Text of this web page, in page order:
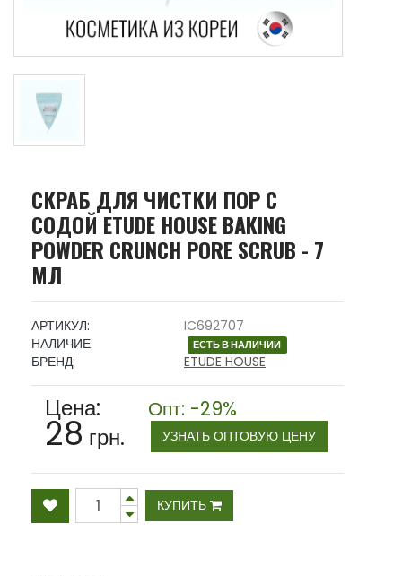
СКРАБ ДЛЯ ЧИСТКИ ПОР С
СОДОЙ ETUDE HOUSE BAKING
POWDER CRUNCH PORE SCRUB - 7
МЛ
АРТИКУЛ:
IC692707
НАЛИЧИЕ:
ЕСТЬ В НАЛИЧИИ
БРЕНД: ETUDE HOUSE
Цена:
28 грн.
Опт: -29%
УЗНАТЬ ОПТОВУЮ ЦЕНУ
КУПИТЬ